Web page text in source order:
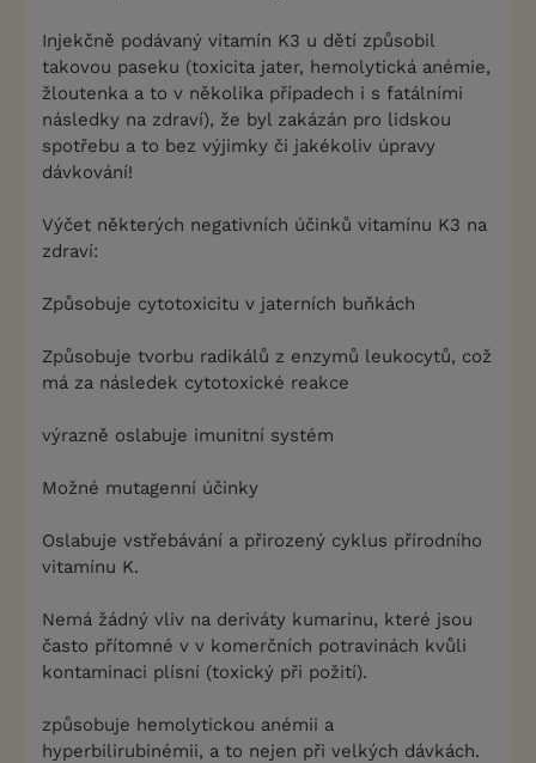
Injekčně podávaný vitamín K3 u dětí způsobil
takovou paseku (toxicita jater, hemolytická anémie,
žloutenka a to v několika případech i s fatálními
následky na zdraví), že byl zakázán pro lidskou
spotřebu a to bez výjimky či jakékoliv úpravy
dávkování!
Výčet některých negativních účinků vitamínu K3 na
zdraví:
Způsobuje cytotoxicitu v jaterních buňkách
Způsobuje tvorbu radikálů z enzymů leukocytů, což
má za následek cytotoxické reakce
výrazně oslabuje imunitní systém
Možné mutagenní účinky
Oslabuje vstřebávání a přirozený cyklus přírodního
vitamínu K.
Nemá žádný vliv na deriváty kumarinu, které jsou
často přítomné v v komerčních potravinách kvůli
kontaminaci plísní (toxický při požití).
způsobuje hemolytickou anémii a
hyperbilirubinémii, a to nejen při velkých dávkách.